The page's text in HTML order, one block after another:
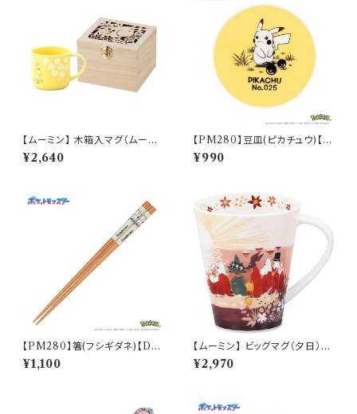
【ムーミン】 木箱入マグ（ムーミ
ン）【MM950】
¥2,640
【PM280】豆皿(ピカチュウ)【D
aily Sketch】PM284-333
¥990
【PM280】箸(フシギダネ)【Dail
y Sketch】PM281-840
¥1,100
【ムーミン】 ビッグマグ（夕日）
【MM3200】
¥2,970